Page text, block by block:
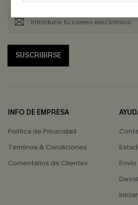
SUSCRIBIRSE
INFO DE EMPRESA
Política de Privacidad
Términos & Condiciones
Comentarios de Clientes
Envío